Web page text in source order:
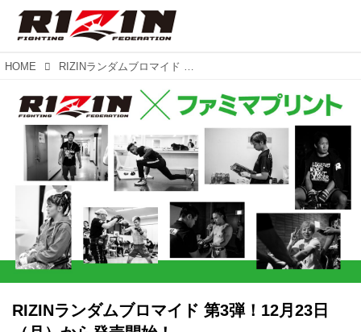
HOME RIZINランダムブロマイド 第3弾！12月23日（月）から発売開始！
RIZINランダムブロマイド 第3弾！12月23日